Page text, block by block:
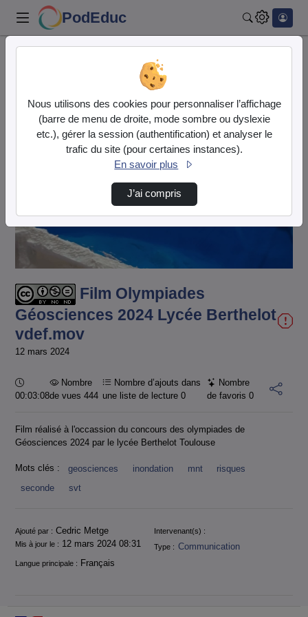
PodEduc
Film Olympiades Géosciences 2024 Lycée Berth…
Lire
vidéo
Film Olympiades
Géosciences 2024 Lycée Berthelot
vdef.mov
12 mars 2024
Durée :
00:03:08
Nombre
de vues 444
Nombre d’ajouts dans
une liste de lecture0
Nombre
de favoris 0
Film réalisé à l'occassion du concours des olympiades de
Géosciences 2024 par le lycée Berthelot Toulouse
Mots clés : geosciences inondation mnt
risques
seconde
svt
Informations
Ajouté par : Cedric Metge
Intervenant(s) :
Mis à jour le : 12 mars 2024 08:31 Type : Communication
Langue principale : Français
Nous utilisons des cookies pour personnaliser l’affichage
(barre de menu de droite, mode sombre ou dyslexie
etc.), gérer la session (authentification) et analyser le
trafic du site (pour certaines instances).
En savoir plus
J’ai compris